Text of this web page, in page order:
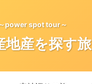
power spot tour～
地産を探す旅